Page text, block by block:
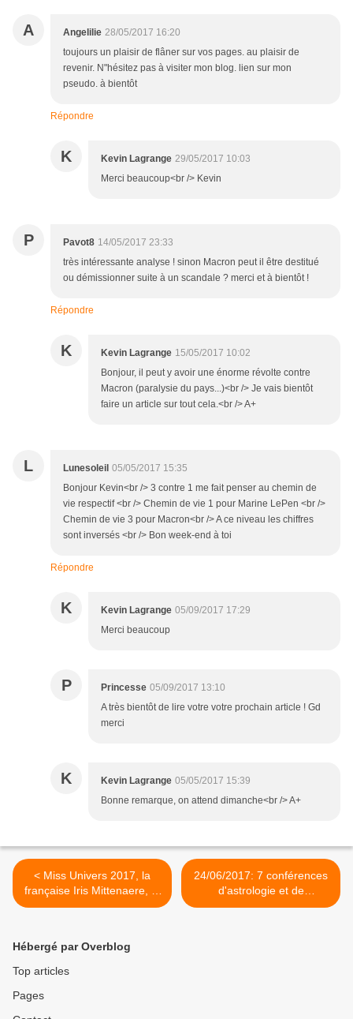
A Angelilie 28/05/2017 16:20
toujours un plaisir de flâner sur vos pages. au plaisir de
revenir. N"hésitez pas à visiter mon blog. lien sur mon
pseudo. à bientôt
Répondre
K Kevin Lagrange 29/05/2017 10:03
Merci beaucoup<br /> Kevin
P Pavot8 14/05/2017 23:33
très intéressante analyse ! sinon Macron peut il être destitué
ou démissionner suite à un scandale ? merci et à bientôt !
Répondre
K Kevin Lagrange 15/05/2017 10:02
Bonjour, il peut y avoir une énorme révolte contre
Macron (paralysie du pays...)<br /> Je vais bientôt
faire un article sur tout cela.<br /> A+
L Lunesoleil 05/05/2017 15:35
Bonjour Kevin<br /> 3 contre 1 me fait penser au chemin de
vie respectif <br /> Chemin de vie 1 pour Marine LePen <br />
Chemin de vie 3 pour Macron<br /> A ce niveau les chiffres
sont inversés <br /> Bon week-end à toi
Répondre
K Kevin Lagrange 05/09/2017 17:29
Merci beaucoup
P Princesse 05/09/2017 13:10
A très bientôt de lire votre votre prochain article ! Gd
merci
K Kevin Lagrange 05/05/2017 15:39
Bonne remarque, on attend dimanche<br /> A+
< Miss Univers 2017, la
française Iris Mittenaere, le
triomphe de Vénus et
24/06/2017: 7 conférences
d'astrologie et de
numérologie à Paris + vidéo
Hébergé par Overblog
Top articles
Pages